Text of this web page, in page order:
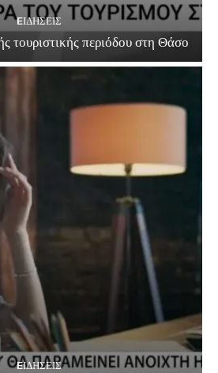
EΙΔΗΣΕΙΣ
τουριστικής περιόδου στη Θάσο
EΙΔΗΣΕΙΣ